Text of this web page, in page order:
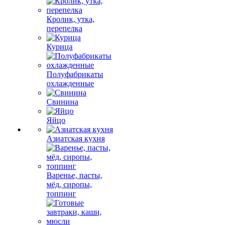
Кролик, утка,
перепелка
Курица
Полуфабрикаты
охлажденные
Свинина
Яйцо
Азиатская кухня
Варенье, пасты,
мёд, сиропы,
топпинг